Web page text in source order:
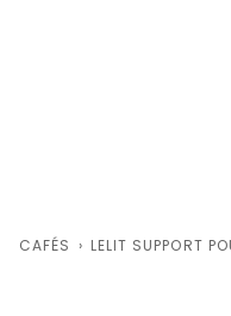
CAFÉS › LELIT SUPPORT